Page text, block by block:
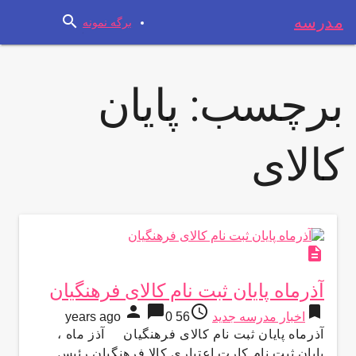
مدرسه برگه نمونه search
برچسب: پایان
کالای
description
آذرماه پایان ثبت نام کالای فرهنگیان
bookmark اخبار مدرسه جدید access_time
56 years ago
person chat_bubble0
آذرماه پایان ثبت نام کالای فرهنگیان آذز ماه ،